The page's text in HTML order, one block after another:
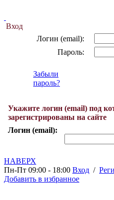
Вход
Логин (email):
Пароль:
Забыли
пароль?
Укажите логин (email) под
зарегистрированы на сайте
Логин (email):
НАВЕРХ
Пн-Пт 09:00 - 18:00 Вход /
Добавить в избранное